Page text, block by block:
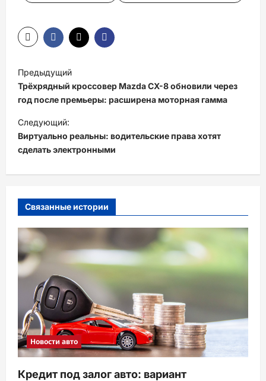
а
в
и
г
а
ц
я
з
а
п
и
Предыдущий
Трёхрядный кроссовер Mazda CX-8 обновили через
год после премьеры: расширена моторная гамма
Следующий:
Виртуально реальны: водительские права хотят
сделать электронными
Связанные истории
Новости авто
Кредит под залог авто: вариант